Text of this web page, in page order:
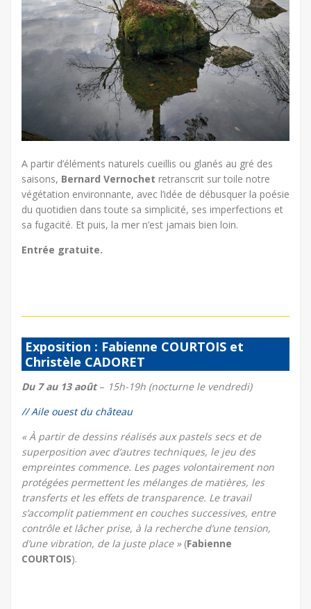
A partir d’éléments naturels cueillis ou glanés au gré des
saisons, Bernard Vernochet retranscrit sur toile notre
végétation environnante, avec l’idée de débusquer la poésie
du quotidien dans toute sa simplicité, ses imperfections et
sa fugacité. Et puis, la mer n’est jamais bien loin.
Entrée gratuite.
Exposition : Fabienne COURTOIS et
Christèle CADORET
Du 7 au 13 août– 15h-19h (nocturne le vendredi)
// Aile ouest du château
« À partir de dessins réalisés aux pastels secs et de
superposition avec d’autres techniques, le jeu des
empreintes commence. Les pages volontairement non
protégées permettent les mélanges de matières, les
transferts et les effets de transparence. Le travail
s’accomplit patiemment en couches successives, entre
contrôle et lâcher prise, à la recherche d’une tension,
d’une vibration, de la juste place » (Fabienne
COURTOIS).